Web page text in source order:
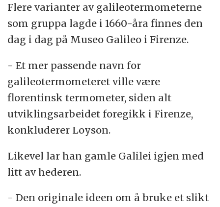
Flere varianter av galileotermometerne
som gruppa lagde i 1660-åra finnes den
dag i dag på Museo Galileo i Firenze.
- Et mer passende navn for
galileotermometeret ville være
florentinsk termometer, siden alt
utviklingsarbeidet foregikk i Firenze,
konkluderer Loyson.
Likevel lar han gamle Galilei igjen med
litt av hederen.
- Den originale ideen om å bruke et slikt